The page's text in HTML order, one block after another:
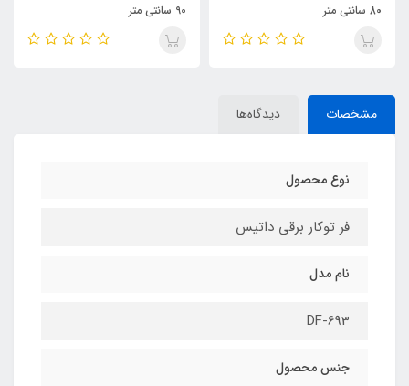
80 سانتی متر
90 سانتی متر
مشخصات دیدگاه‌ها
نوع محصول
فر توکار برقی داتیس
نام مدل
DF-693
جنس محصول